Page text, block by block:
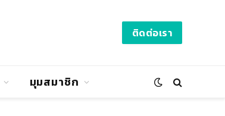
ติดต่อเรา
มุมสมาชิก